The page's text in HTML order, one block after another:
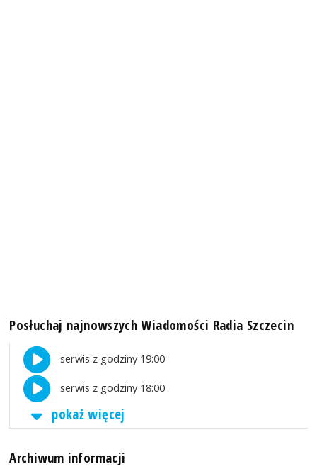
Posłuchaj najnowszych Wiadomości Radia Szczecin
serwis z godziny 19:00
serwis z godziny 18:00
pokaż więcej
Archiwum informacji